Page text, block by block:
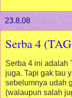
23.8.08
Serba 4
Serba 4 ini adalah
juga. Tapi gak tau
sebelumnya udah
(walaupun salah